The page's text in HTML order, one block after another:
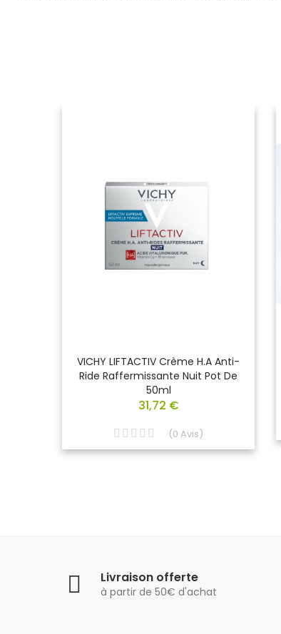
VICHY LIFTACTIV Crème H.A Anti-
Ride Raffermissante Nuit Pot De
50ml
31,72 €
(0 Avis)
Livraison offerte
à partir de 50€ d'achat